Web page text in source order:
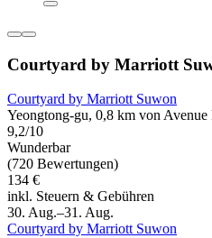
Courtyard by Marriott
Courtyard by Marriott Suwon
Yeongtong-gu, 0,8 km von
9,2/10
Wunderbar
(720 Bewertungen)
134 €
inkl. Steuern & Gebühren
30. Aug.–31. Aug.
Courtyard by Marriott Suwon